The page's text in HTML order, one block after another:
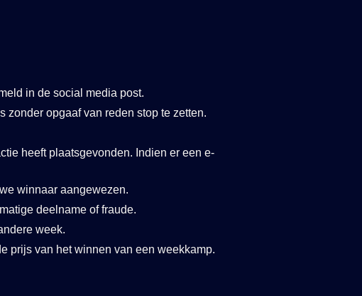
in de social media post.
opgaaf van reden stop te zetten.
heeft plaatsgevonden. Indien er een e-
winnaar aangewezen.
deelname of fraude.
week.
prijs van het winnen van een weekkamp.